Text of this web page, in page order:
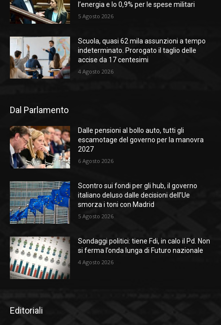
l’energia e lo 0,9% per le spese militari
5 Agosto 2026
Scuola, quasi 62 mila assunzioni a tempo
indeterminato. Prorogato il taglio delle
accise da 17 centesimi
4 Agosto 2026
Dal Parlamento
Dalle pensioni al bollo auto, tutti gli
escamotage del governo per la manovra
2027
6 Agosto 2026
Scontro sui fondi per gli hub, il governo
italiano deluso dalle decisioni dell’Ue
smorza i toni con Madrid
5 Agosto 2026
Sondaggi politici: tiene Fdi, in calo il Pd. Non
si ferma l’onda lunga di Futuro nazionale
4 Agosto 2026
Editoriali